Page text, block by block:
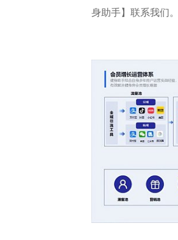
身助手】联系我们。